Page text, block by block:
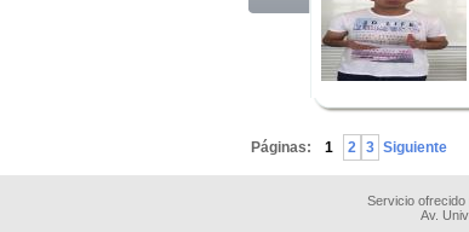
Páginas: 1 2 3 Siguiente
Servicio
Av.